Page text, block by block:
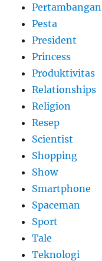
Pertambangan
Pesta
President
Princess
Produktivitas
Relationships
Religion
Resep
Scientist
Shopping
Show
Smartphone
Spaceman
Sport
Tale
Teknologi